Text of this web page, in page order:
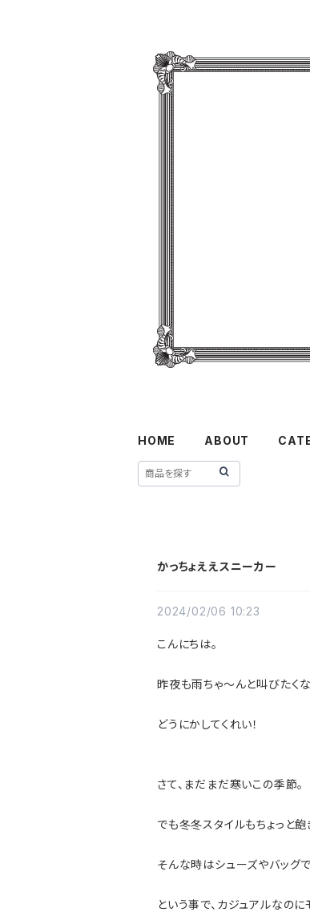
HOME ABOUT
かっちょええスニーカー
2024/02/06 10:23
こんにちは。
昨夜も雨ちゃ〜んと叫びたくな
どうにかしてくれい！
さて、まだまだ寒いこの季節。
でも冬冬スタイルもちょっと飽
そんな時はシューズやバッグ
という事で、カジュアルなの